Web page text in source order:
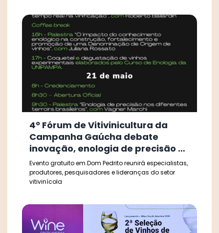
4º Fórum de Vitivinicultura da
Campanha Gaúcha debate
inovação, enologia de precisão e
oportunidades para a cadeia da
uva
Evento gratuito em Dom Pedrito reunirá especialistas,
produtores, pesquisadores e lideranças do setor
vitivinícola